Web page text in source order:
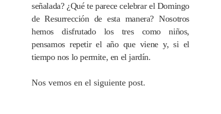
señalada? ¿Qué te parece celebrar el Domingo
de Resurrección de esta manera? Nosotros
hemos disfrutado los tres como niños,
pensamos repetir el año que viene y, si el
tiempo nos lo permite, en el jardín.
Nos vemos en el siguiente post.